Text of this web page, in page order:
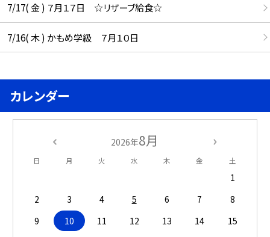
7/17( 金 ) ７月１７日 ☆リザーブ給食☆
7/16( 木 ) かもめ学級 ７月１０日
カレンダー
2026年8月
日 月 火 水 木 金 土
1
2
3 4 5 6 7
8
9
10 11 12 13 14
15